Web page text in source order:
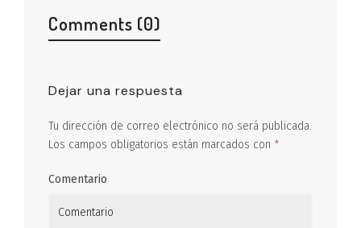
Comments (0)
Dejar una respuesta
Tu dirección de correo electrónico no será publicada.
Los campos obligatorios están marcados con *
Comentario